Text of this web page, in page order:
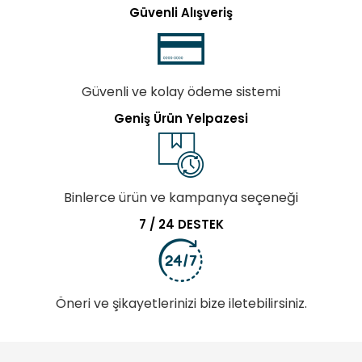
Güvenli Alışveriş
Güvenli ve kolay ödeme sistemi
Geniş Ürün Yelpazesi
Binlerce ürün ve kampanya seçeneği
7 / 24 DESTEK
Öneri ve şikayetlerinizi bize iletebilirsiniz.